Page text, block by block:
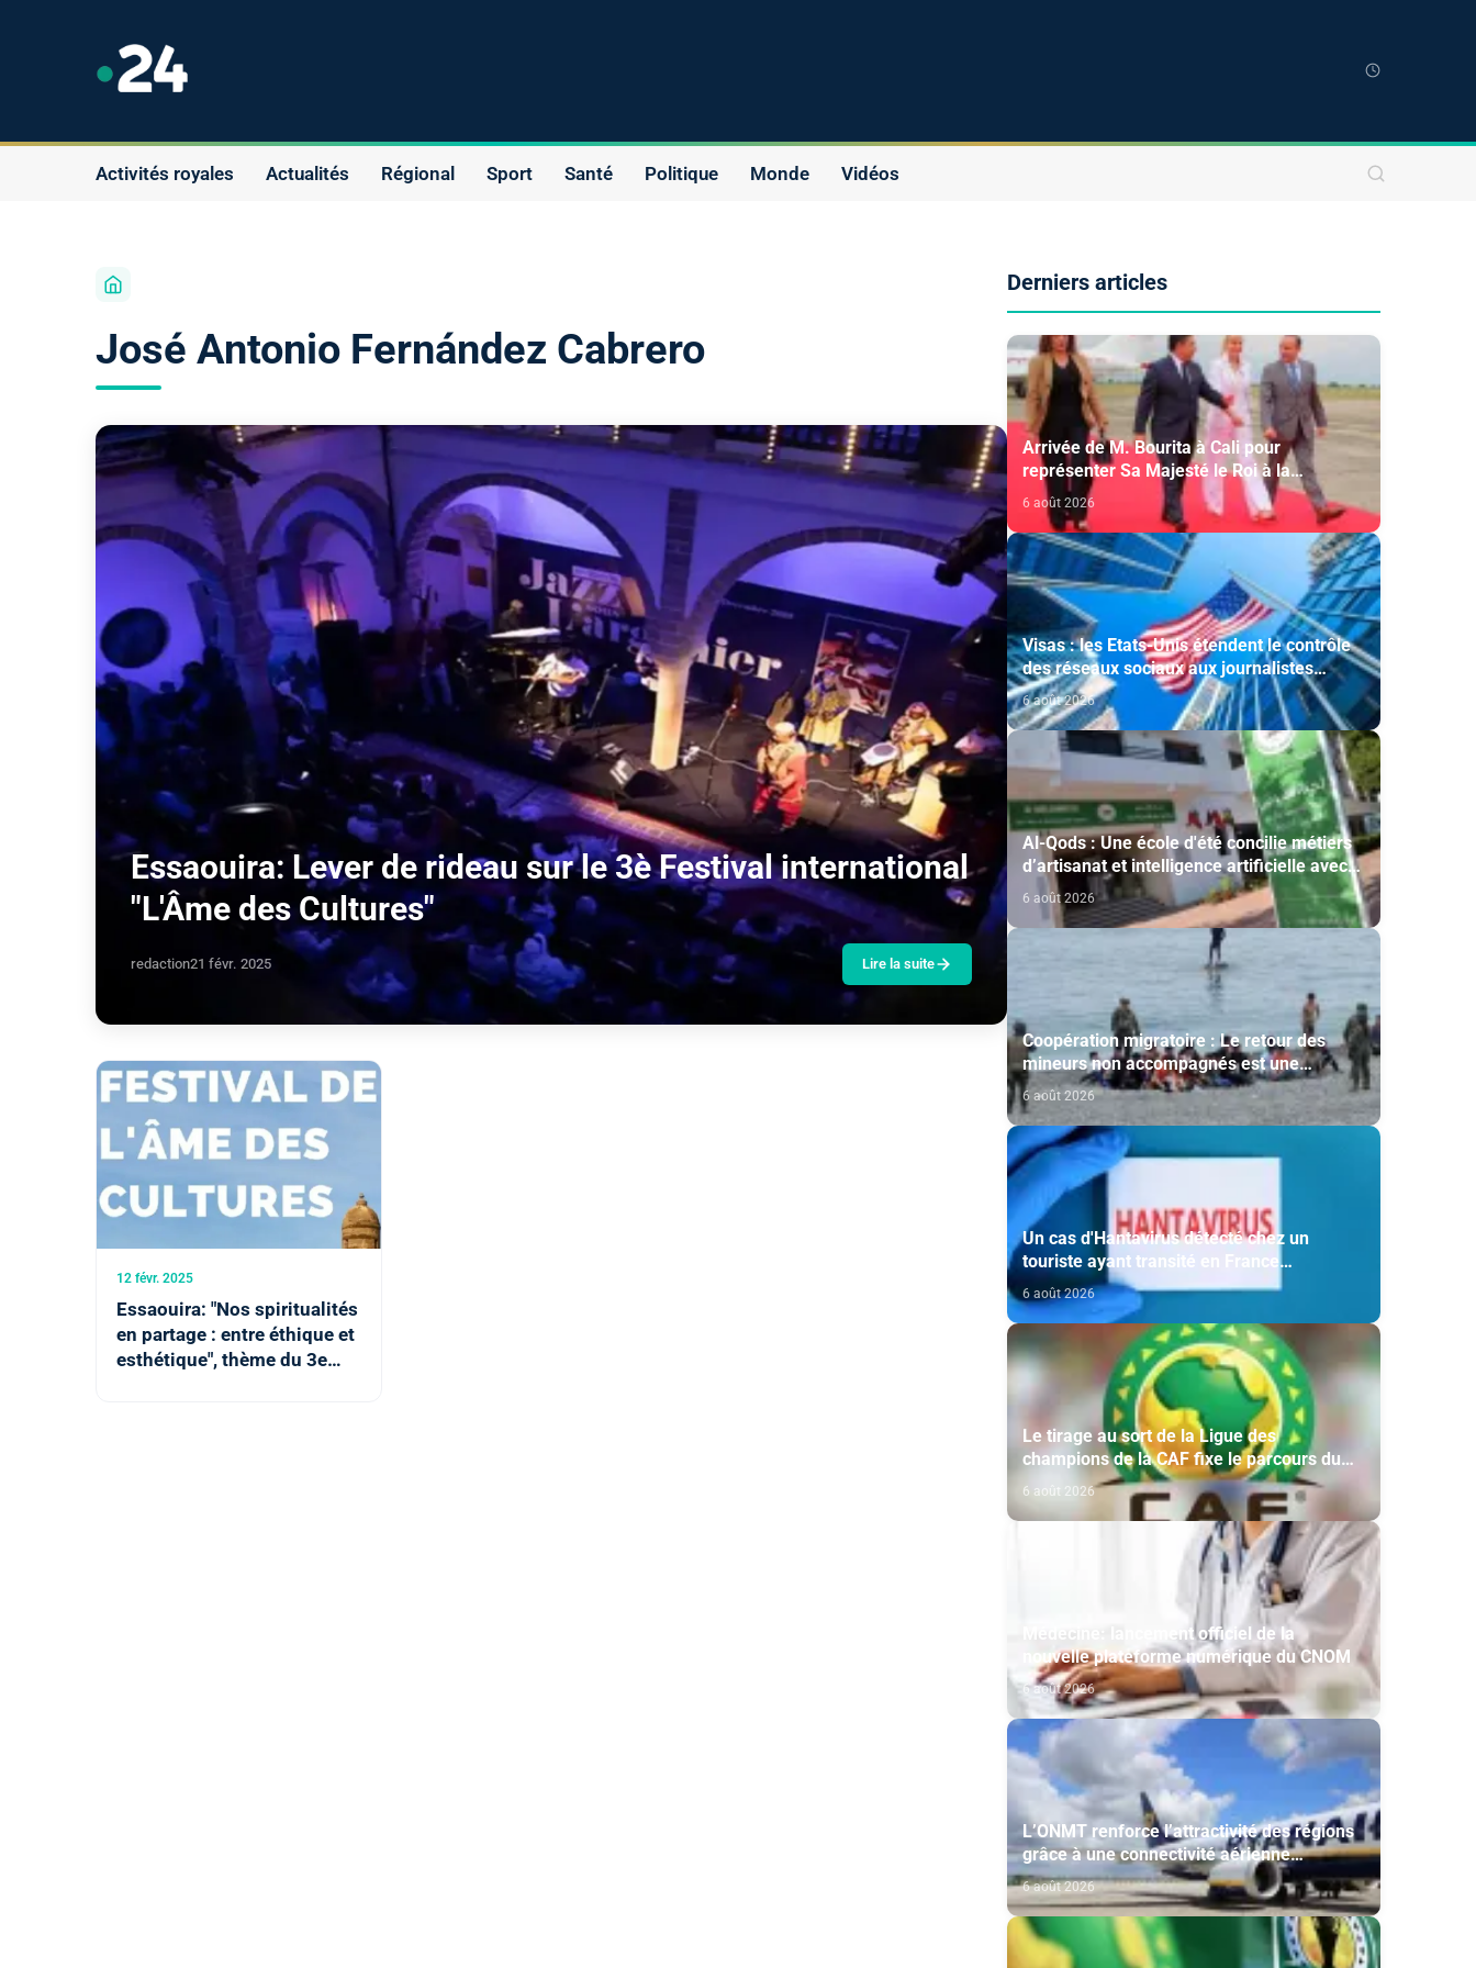
Activités royales Actualités Régional Sport Santé Politique Monde Vidéos
José Antonio Fernández Cabrero
Essaouira: Lever de rideau sur le 3è Festival international
"L'Âme des Cultures"
redaction21 févr. 2025 Lire la suite
12 févr. 2025
Essaouira: "Nos spiritualités
en partage : entre éthique et
esthétique", thème du 3e
Derniers articles
Arrivée de M. Bourita à Cali pour
représenter Sa Majesté le Roi à la
cérémonie d'investiture du nouveau
président colombien
6 août 2026
Visas : les Etats-Unis étendent le contrôle
des réseaux sociaux aux journalistes
étrangers
6 août 2026
Al-Qods : Une école d'été concilie métiers
d’artisanat et intelligence artificielle avec
le soutien de l'Agence Bayt Mal Al-Qods
Acharif
6 août 2026
Coopération migratoire : Le retour des
mineurs non accompagnés est une
question de principe basée sur les Hautes
Instructions Royales (source diplomatique)
6 août 2026
Un cas d'Hantavirus détecté chez un
touriste ayant transité en France
(ministère)
6 août 2026
Le tirage au sort de la Ligue des
champions de la CAF fixe le parcours du
Maghreb de Fès et de la RS Berkane
6 août 2026
Médecine: lancement officiel de la
nouvelle plateforme numérique du CNOM
6 août 2026
L’ONMT renforce l’attractivité des régions
grâce à une connectivité aérienne
historique de Ryanair
6 août 2026